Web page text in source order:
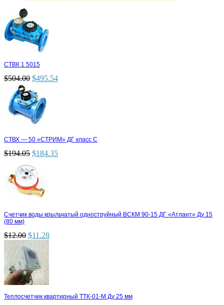
СТВК 1 5015
$504.00 $495.54
СТВХ — 50 «СТРИМ» ДГ класс С
$194.05 $184.35
Счетчик воды крыльчатый одноструйный ВСКМ 90-15 ДГ «Атлант» Ду 15
(80 мм)
$12.00 $11.28
Теплосчетчик квартирный ТТК-01-М Ду 25 мм